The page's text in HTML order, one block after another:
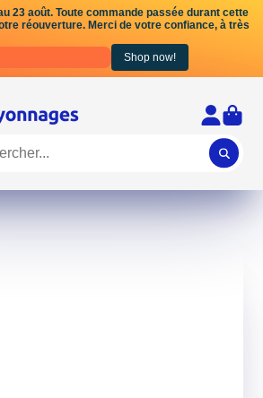
23 août. Toute commande passée durant cette
réouverture. Merci de votre confiance, à très
Shop now!